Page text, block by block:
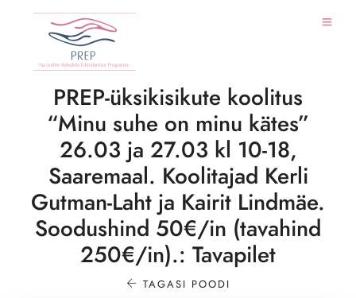
PREP-üksikisikute koolitus
“Minu suhe on minu kätes”
26.03 ja 27.03 kl 10-18,
Saaremaal. Koolitajad Kerli
Gutman-Laht ja Kairit Lindmäe.
Soodushind 50€/in (tavahind
250€/in).: Tavapilet
TAGASI POODI